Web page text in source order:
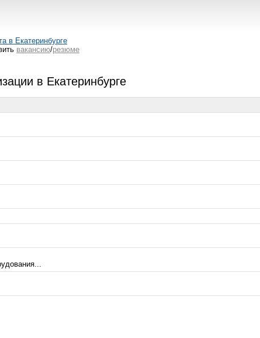
в Екатеринбурге
вакансию/резюме
в Екатеринбурге